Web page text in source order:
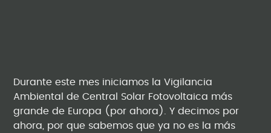
Durante este mes iniciamos la Vigilancia
Ambiental de Central Solar Fotovoltaica más
grande de Europa (por ahora). Y decimos por
ahora, por que sabemos que ya no es la más